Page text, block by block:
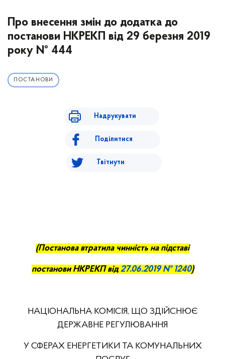
Про внесення змін до додатка до
постанови НКРЕКП від 29 березня 2019
року № 444
ПОСТАНОВИ
Надрукувати
Поділитися
Твітнути
(Постанова втратила чинність на підставі
постанови НКРЕКПвід27.06.2019 № 1240)
НАЦІОНАЛЬНА КОМІСІЯ, ЩО ЗДІЙСНЮЄ
ДЕРЖАВНЕ РЕГУЛЮВАННЯ
У СФЕРАХ ЕНЕРГЕТИКИ ТА КОМУНАЛЬНИХ